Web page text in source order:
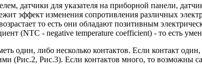
датчики для указателя на приборной панели,
эффект изменения сопротивления различных
то есть они обладают позитивным
(NTC - negative temperature coefficient) - то есть
один, либо несколько контактов. Если контакт
(Рис.2, Рис.3). Если контактов много, то возможны